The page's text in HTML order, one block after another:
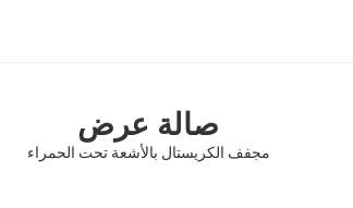
صالة عرض
مجفف الكريستال بالأشعة تحت الحمراء